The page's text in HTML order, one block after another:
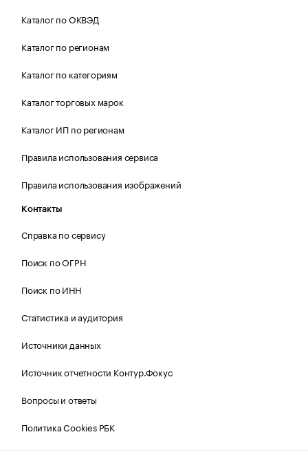
Каталог по ОКВЭД
Каталог по регионам
Каталог по категориям
Каталог торговых марок
Каталог ИП по регионам
Правила использования сервиса
Правила использования изображений
Контакты
Справка по сервису
Поиск по ОГРН
Поиск по ИНН
Статистика и аудитория
Источники данных
Источник отчетности Контур.Фокус
Вопросы и ответы
Политика Cookies РБК